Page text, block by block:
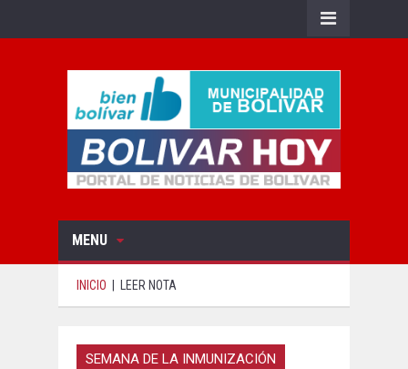
MENU
INICIO LEER NOTA
SEMANA DE LA INMUNIZACIÓN